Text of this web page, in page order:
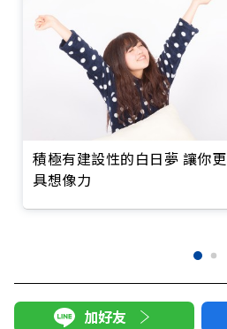
積極有建設性的白日夢 讓你更
具想像力
加好友